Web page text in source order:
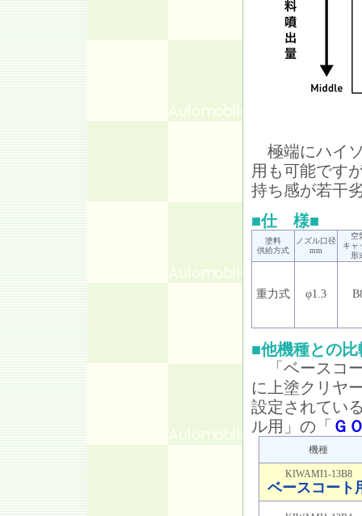
極端にハイ
用も可能です
持ち感が若干
■仕 様■
塗料
供給方式
ノズル口径
mm
空
キャ
形
重力式 φ1.3
■他機種との
「ベースコ
に上塗クリヤ
設定されてい
ル用」の「 Ｇ
機種
KIWAMI1-13B8
ベースコート